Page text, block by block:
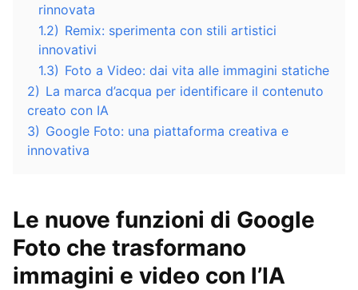
rinnovata
1.2) Remix: sperimenta con stili artistici
innovativi
1.3) Foto a Video: dai vita alle immagini statiche
2) La marca d’acqua per identificare il contenuto
creato con IA
3) Google Foto: una piattaforma creativa e
innovativa
Le nuove funzioni di Google
Foto che trasformano
immagini e video con l’IA